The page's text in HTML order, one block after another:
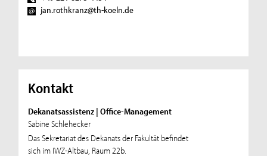
jan.rothkranz@th-koeln.de
Kontakt
Dekanatsassistenz | Office-Management
Sabine Schlehecker
Das Sekretariat des Dekanats der Fakultät befindet
sich im IWZ-Altbau, Raum 22b.